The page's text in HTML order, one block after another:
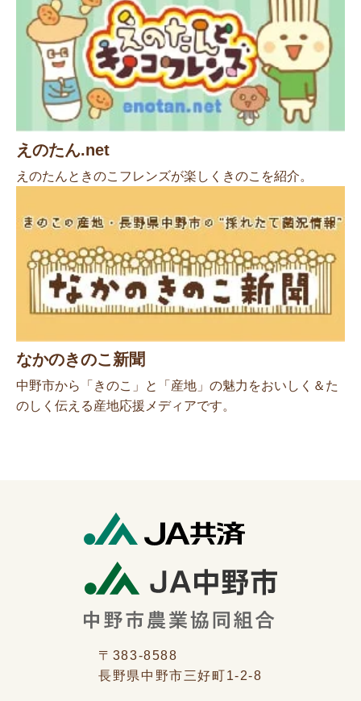
えのたん.net
えのたんときのこフレンズが楽しくきのこを紹介。
なかのきのこ新聞
中野市から「きのこ」と「産地」の魅力をおいしく＆た
のしく伝える産地応援メディアです。
〒383-8588
長野県中野市三好町1-2-8